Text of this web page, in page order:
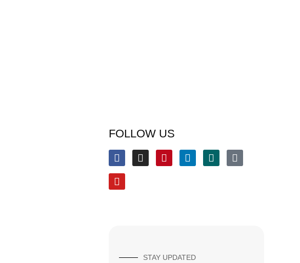
FOLLOW US
STAY UPDATED